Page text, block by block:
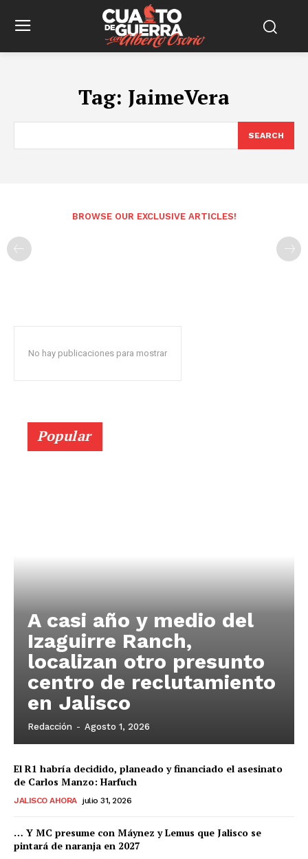
Tag: JaimeVera
SEARCH
BROWSE OUR EXCLUSIVE ARTICLES!
No hay publicaciones para mostrar
Popular
A casi año y medio del
Izaguirre Ranch,
localizan otro presunto
centro de reclutamiento
en Jalisco
Redacción - Agosto 1, 2026
El R1 habría decidido, planeado y financiado el asesinato
de Carlos Manzo: Harfuch
JALISCO AHORA julio 31, 2026
… Y MC presume con Máynez y Lemus que Jalisco se
pintará de naranja en 2027